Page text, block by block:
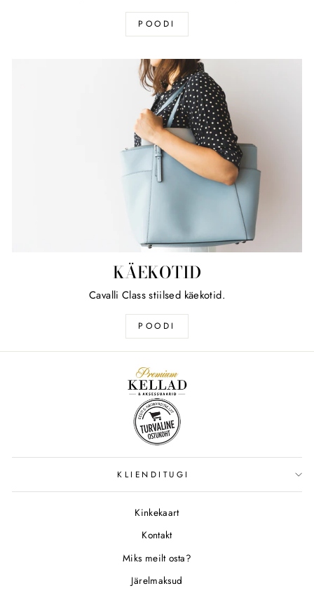
POODI
KÄEKOTID
Cavalli Class stiilsed käekotid.
POODI
KLIENDITUGI
Kinkekaart
Kontakt
Miks meilt osta?
Järelmaksud